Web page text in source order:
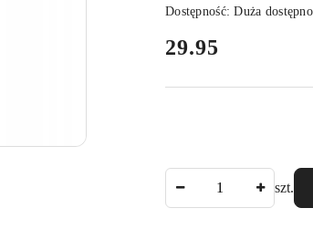
Dostępność:Duża
cena:
29.95
szt.